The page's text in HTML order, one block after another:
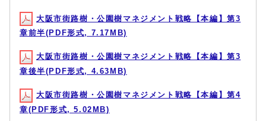
大阪市街路樹・公園樹マネジメント戦略【本編】第3
章前半(PDF形式, 7.17MB)
大阪市街路樹・公園樹マネジメント戦略【本編】第3
章後半(PDF形式, 4.63MB)
大阪市街路樹・公園樹マネジメント戦略【本編】第4
章(PDF形式, 5.02MB)